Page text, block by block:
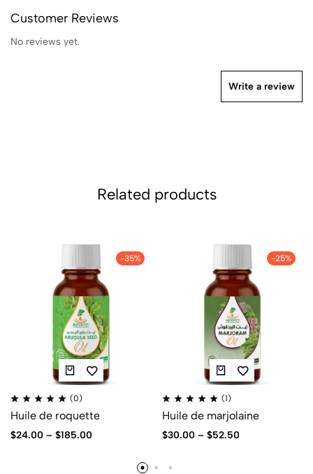
Customer Reviews
No reviews yet.
Write a review
Related products
-35%
(0)
Huile de roquette
$24.00 – $185.00
-25%
(1)
Huile de marjolaine
$30.00– $52.50